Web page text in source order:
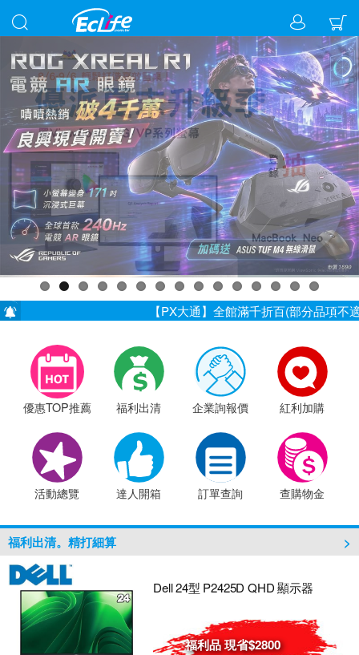
【PX大通】全館滿千折百(部分品項不適用，
7/23~8/31【耳機喇叭】滿千折百 (最高折3百)
【羅技商務系列】7/1~8/31 單筆訂單滿2千贈
【微星電競周邊】單筆訂單滿2千，送限量造
【行動電源】【充電器】滿$999折50(限折乙
EPSON指定款色帶6件9折
【0元機專案】EPSON標籤帶滿12捲，送LW-
【iRocks、LEXMA】不限金額買就送滑鼠墊 (
【無線網路Wi-Fi 7】超越速度極限，全新網路
優惠TOP推薦 福利出清 企業詢報價 紅利加購
活動總覽 達人開箱 訂單查詢 查購物金
福利出清。精打細算
Dell 24型 P2425D QHD 顯示器
福利品 現省$2800